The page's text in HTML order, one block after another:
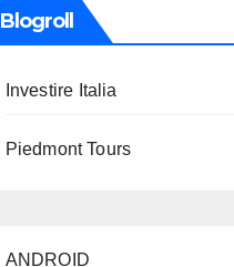
Blogroll
Investire Italia
Piedmont Tours
ANDROID